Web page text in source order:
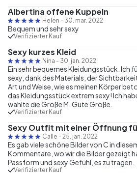
Albertina offene Kuppeln
Helen - 30. mar. 2022
Bequem und sehr sexy
Verifizierter Kauf
Sexy kurzes Kleid
Nina - 30. jan. 2022
Ein sehr bequemes Kleidungsstück. Ich
sexy, dank des Materials, der
Art und Weise, wie es meinen Körper
das Kleidungsstück extrem sexy! Ich
wählte die Größe M. Gute Größe.
Verifizierter Kauf
Sexy Outfit mit einer Öffnung
Calle - 25. jan. 2022
Es gab viele schöne Bilder von C in
Kommentare, wo wir die Bilder gezeigt
Passform und sexy Gefühl, es zu tragen.
Verifizierter Kauf